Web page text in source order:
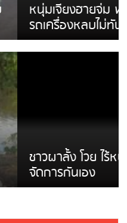
ำดื่มตกกลางถนน
จ็บ
ดูแล ดินสไลด์ ต้อง